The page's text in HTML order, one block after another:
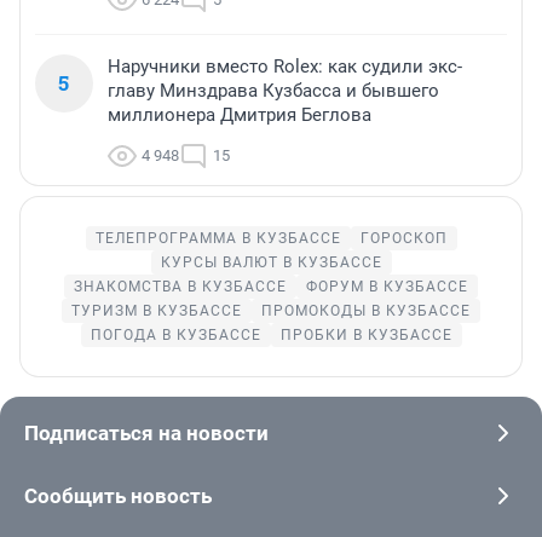
5
Наручники вместо Rolex: как судили экс-
главу Минздрава Кузбасса и бывшего
миллионера Дмитрия Беглова
4 948 15
ТЕЛЕПРОГРАММА В КУЗБАССЕ
ГОРОСКОП
КУРСЫ ВАЛЮТ В КУЗБАССЕ
ЗНАКОМСТВА В КУЗБАССЕ
ФОРУМ В КУЗБАССЕ
ТУРИЗМ В КУЗБАССЕ
ПРОМОКОДЫ В КУЗБАССЕ
ПОГОДА В КУЗБАССЕ
ПРОБКИ В КУЗБАССЕ
Подписаться на новости
Сообщить новость